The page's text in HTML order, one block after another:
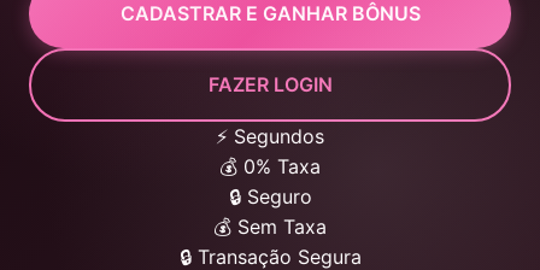
CADASTRAR E GANHAR BÔNUS
FAZER LOGIN
⚡ Segundos
💰 0% Taxa
🔒 Seguro
💰 Sem Taxa
🔒 Transação Segura